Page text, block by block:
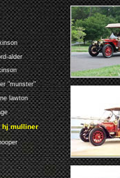
alder
"munster"
lawton
hj mulliner